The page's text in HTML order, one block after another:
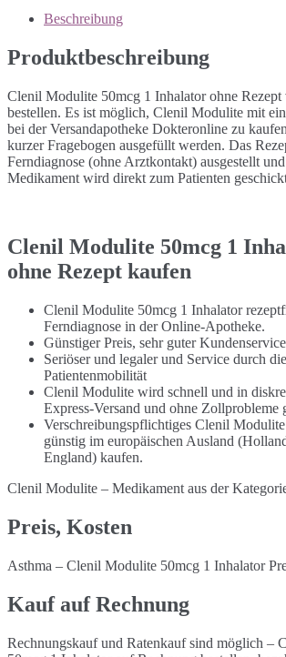
Beschreibung
Produktbeschreibung
Clenil Modulite 50mcg 1 Inhalator ohne
bestellen. Es ist möglich, Clenil Modulite mit
bei der Versandapotheke Dokteronline zu
kurzer Fragebogen ausgefüllt werden. Das
Ferndiagnose (ohne Arztkontakt) ausgestellt
Medikament wird direkt zum Patienten
Clenil Modulite 50mcg 1
ohne Rezept kaufen
Clenil Modulite 50mcg 1 Inhalator
Ferndiagnose in der Online-Apotheke.
Günstiger Preis, sehr guter
Seriöser und legaler und Service durch
Patientenmobilität
Clenil Modulite wird schnell und in
Express-Versand und ohne Zollprobleme
Verschreibungspflichtiges Clenil
günstig im europäischen Ausland
England) kaufen.
Clenil Modulite – Medikament aus der
Preis, Kosten
Asthma – Clenil Modulite 50mcg 1 Inhalator
Kauf auf Rechnung
Rechnungskauf und Ratenkauf sind möglich –